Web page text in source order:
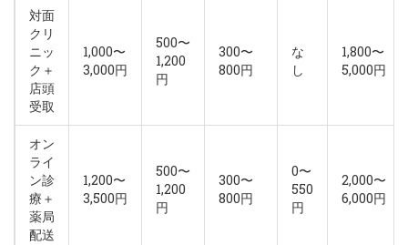
対面
クリ
ニッ
ク＋
店頭
受取
1,000〜
3,000円
500〜
1,200
円
300〜
800円
な
し
1,800〜
5,000円
オン
ライ
ン診
療＋
薬局
配送
1,200〜
3,500円
500〜
1,200
円
300〜
800円
0〜
550
円
2,000〜
6,000円